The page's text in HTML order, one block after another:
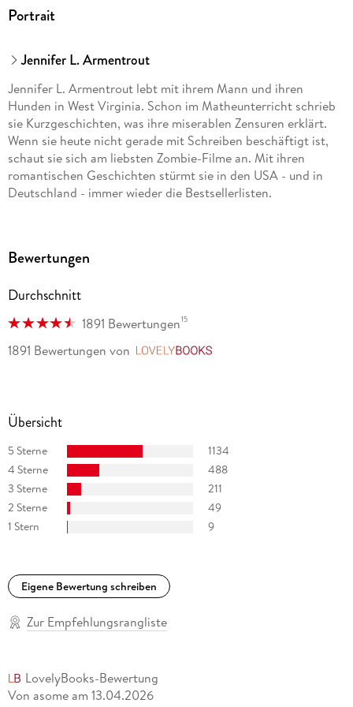
Portrait
Jennifer L. Armentrout
Jennifer L. Armentrout lebt mit ihrem Mann und ihren
Hunden in West Virginia. Schon im Matheunterricht schrieb
sie Kurzgeschichten, was ihre miserablen Zensuren erklärt.
Wenn sie heute nicht gerade mit Schreiben beschäftigt ist,
schaut sie sich am liebsten Zombie-Filme an. Mit ihren
romantischen Geschichten stürmt sie in den USA - und in
Deutschland - immer wieder die Bestsellerlisten.
Literaturübersetzen in Düsseldorf. Nach Tätigkeiten im
zehn Jahren hauptsächlich Jugendliteratur aus dem
Wien.
Bewertungen
Durchschnitt
1891 Bewertungen15
1891 Bewertungen von
Übersicht
5 Sterne
1134
4 Sterne
488
3 Sterne
211
2 Sterne
49
1 Stern
9
Eigene Bewertung schreiben
Zur Empfehlungsrangliste
LovelyBooks-Bewertung
Von asome am 13.04.2026